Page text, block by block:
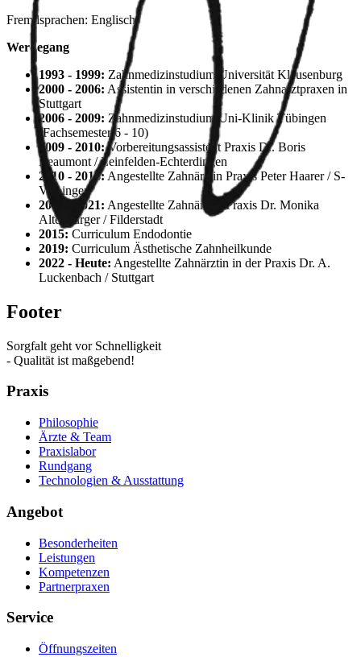
Fremdsprachen: Englisch
Werdegang
1993 - 1999: Zahnmedizinstudium Universität Klausenburg
2000 - 2006: Assistentin in verschiedenen Zahnarztpraxen in
Stuttgart
2006 - 2009: Zahnmedizinstudium Uni-Klinik Tübingen
(Fachsemester 6 - 10)
2009 - 2010:Vorbereitungsassistent Praxis Dr. Boris
Beaumont / Leinfelden-Echterdingen
2010 - 2014: Angestellte Zahnärztin Praxis Peter Haarer / S-
Vaihingen
2014 - 2021: Angestellte Zahnärztin Praxis Dr. Monika
Altenburger / Filderstadt
2015: Curriculum Endodontie
2019: Curriculum Ästhetische Zahnheilkunde
2022 - Heute: Angestellte Zahnärztin in der Praxis Dr. A.
Luckenbach / Stuttgart
Footer
Sorgfalt geht vor Schnelligkeit
- Qualität ist maßgebend!
Praxis
Philosophie
Ärzte & Team
Praxislabor
Rundgang
Technologien & Ausstattung
Angebot
Besonderheiten
Leistungen
Kompetenzen
Partnerpraxen
Service
Öffnungszeiten